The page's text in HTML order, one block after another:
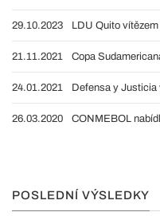
29.10.2023 LDU Quito
21.11.2021 Copa
24.01.2021 Defensa y Justicia
26.03.2020 CONMEBOL
POSLEDNÍ VÝSLEDKY